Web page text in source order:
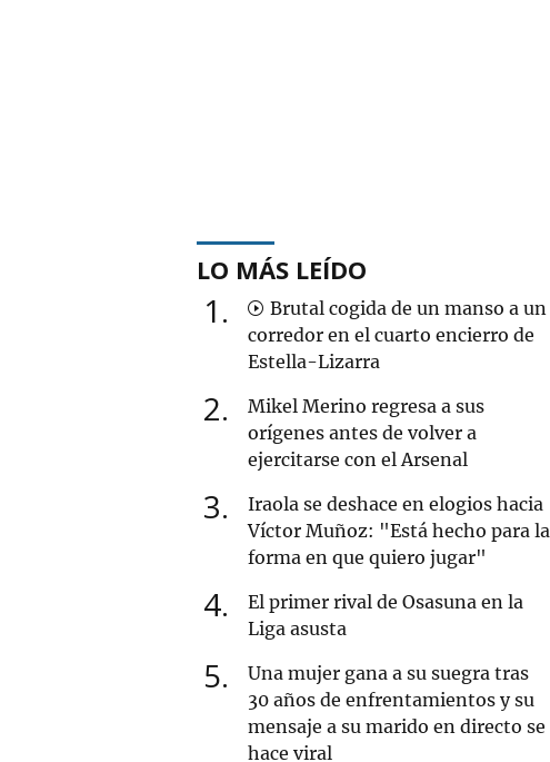
LO MÁS LEÍDO
1
Brutal cogida de un manso a un
corredor en el cuarto encierro de
Estella-Lizarra
2
Mikel Merino regresa a sus
orígenes antes de volver a
ejercitarse con el Arsenal
3
Iraola se deshace en elogios hacia
Víctor Muñoz: "Está hecho para la
forma en que quiero jugar"
4
El primer rival de Osasuna en la
Liga asusta
5
Una mujer gana a su suegra tras
30 años de enfrentamientos y su
mensaje a su marido en directo se
hace viral